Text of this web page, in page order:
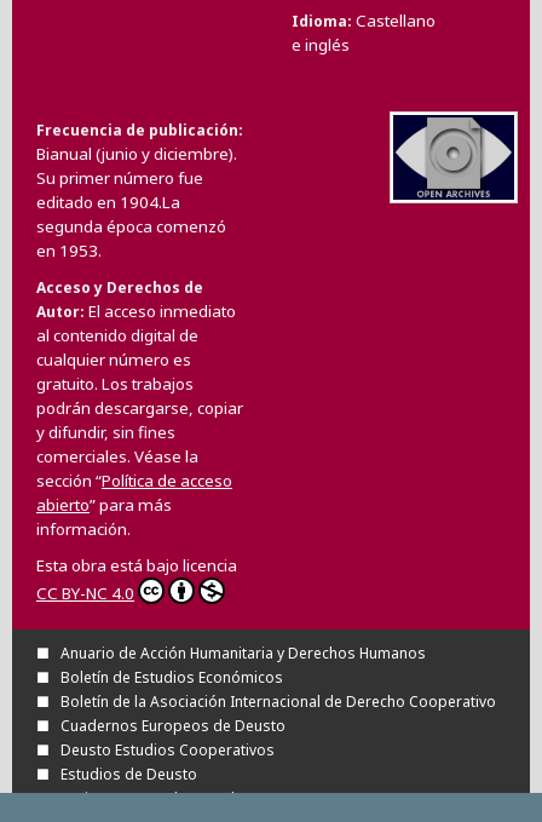
Idioma Castellano
e inglés
Frecuencia de publicación
Bianual (junio y diciembre).
Su primer número fue
editado en 1904.La
segunda época comenzó
en 1953.
Acceso y Derechos de
Autor El acceso inmediato
al contenido digital de
cualquier número es
gratuito. Los trabajos
podrán descargarse, copiar
y difundir, sin fines
comerciales. Véase la
sección “Política de acceso
abierto” para más
información.
Esta obra está bajo licencia
CC BY-NC 4.0
Anuario de Acción Humanitaria y Derechos Humanos
Boletín de Estudios Económicos
Boletín de la Asociación Internacional de Derecho Cooperativo
Cuadernos Europeos de Deusto
Deusto Estudios Cooperativos
Estudios de Deusto
Revista Deusto de Derechos Humanos